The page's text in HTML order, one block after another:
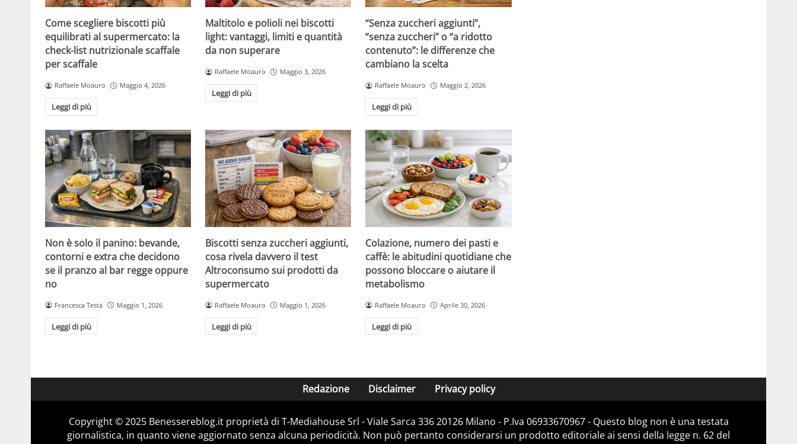
Come scegliere biscotti più
equilibrati al supermercato: la
check-list nutrizionale scaffale
per scaffale
Raffaele Moauro Maggio 4, 2026
Leggi di più
Maltitolo e polioli nei biscotti
light: vantaggi, limiti e quantità
da non superare
Raffaele Moauro Maggio 3, 2026
Leggi di più
“Senza zuccheri aggiunti”,
“senza zuccheri” o “a ridotto
contenuto”: le differenze che
cambiano la scelta
Raffaele Moauro Maggio 2, 2026
Leggi di più
Non è solo il panino: bevande,
contorni e extra che decidono
se il pranzo al bar regge oppure
no
Francesca Testa Maggio 1, 2026
Leggi di più
Biscotti senza zuccheri aggiunti,
cosa rivela davvero il test
Altroconsumo sui prodotti da
supermercato
Raffaele Moauro Maggio 1, 2026
Leggi di più
Colazione, numero dei pasti e
caffè: le abitudini quotidiane che
possono bloccare o aiutare il
metabolismo
Raffaele Moauro Aprile 30, 2026
Leggi di più
Redazione Disclaimer Privacy policy
Copyright © 2025 Benessereblog.it proprietà di T-Mediahouse Srl - Viale Sarca 336 20126 Milano - P.Iva 06933670967 - Questo blog non è una testata
giornalistica, in quanto viene aggiornato senza alcuna periodicità. Non può pertanto considerarsi un prodotto editoriale ai sensi della legge n. 62 del